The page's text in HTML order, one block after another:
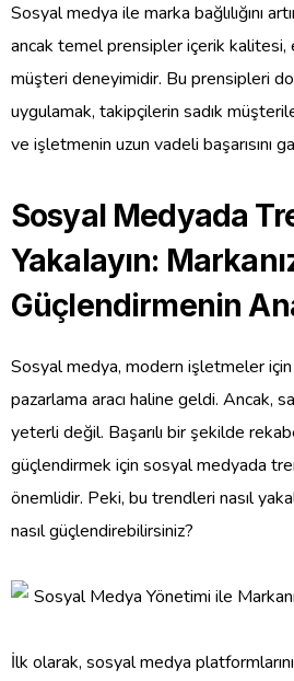
Sosyal medya ile marka bağlılığını
ancak temel prensipler içerik
müşteri deneyimidir. Bu prensipleri
uygulamak, takipçilerin sadık
ve işletmenin uzun vadeli başarısını
Sosyal Medyada
Yakalayın:
Güçlendirmenin
Sosyal medya, modern işletmeler
pazarlama aracı haline geldi. Ancak,
yeterli değil. Başarılı bir şekilde
güçlendirmek için sosyal medyada
önemlidir. Peki, bu trendleri nasıl
nasıl güçlendirebilirsiniz?
İlk olarak, sosyal medya